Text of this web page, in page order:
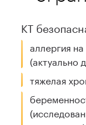
КТ
аллергия
(актуально
тяжелая